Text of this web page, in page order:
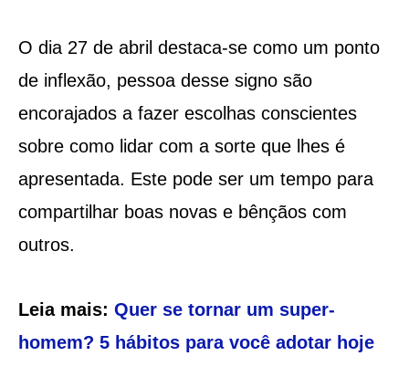
O dia 27 de abril destaca-se como um ponto
de inflexão, pessoa desse signo são
encorajados a fazer escolhas conscientes
sobre como lidar com a sorte que lhes é
apresentada. Este pode ser um tempo para
compartilhar boas novas e bênçãos com
outros.
Leia mais: Quer se tornar um super-
homem? 5 hábitos para você adotar hoje